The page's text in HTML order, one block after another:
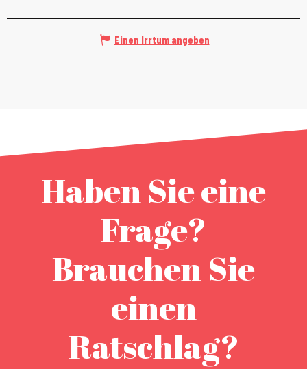
Einen Irrtum angeben
Haben Sie eine
Frage?
Brauchen Sie
einen
Ratschlag?